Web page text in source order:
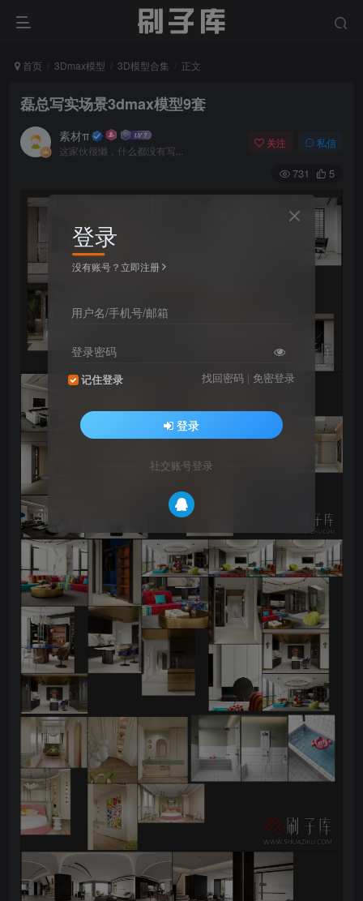
首页 3Dmax模型 3D模型合集 正文
磊总写实场景3dmax模型9套
素材π
这家伙很懒，什么都没有写...
关注 私信
731 5
登录
没有账号？立即注册
用户名/手机号/邮箱
登录密码
记住登录 找回密码 | 免密登录
登录
社交账号登录